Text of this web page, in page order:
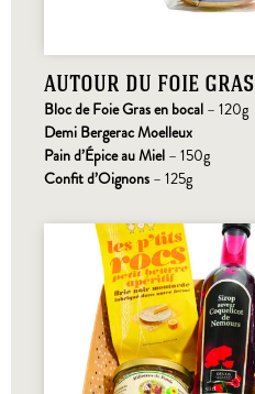
autour du foie gras
Bloc de Foie Gras en bocal – 120g
Demi Bergerac Moelleux
Pain d’Épice au Miel – 150g
Confit d’Oignons – 125g